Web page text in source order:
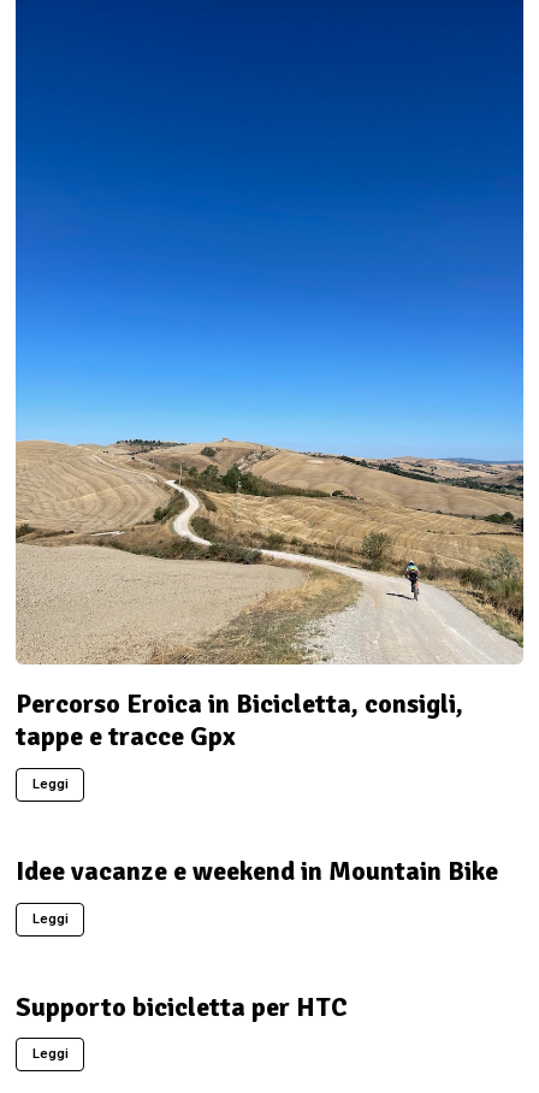
Percorso Eroica in Bicicletta, consigli,
tappe e tracce Gpx
Leggi
Idee vacanze e weekend in Mountain Bike
Leggi
Supporto bicicletta per HTC
Leggi